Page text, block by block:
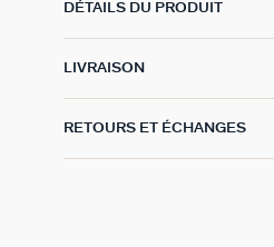
DÉTAILS DU PRODUIT
LIVRAISON
RETOURS ET ÉCHANGES